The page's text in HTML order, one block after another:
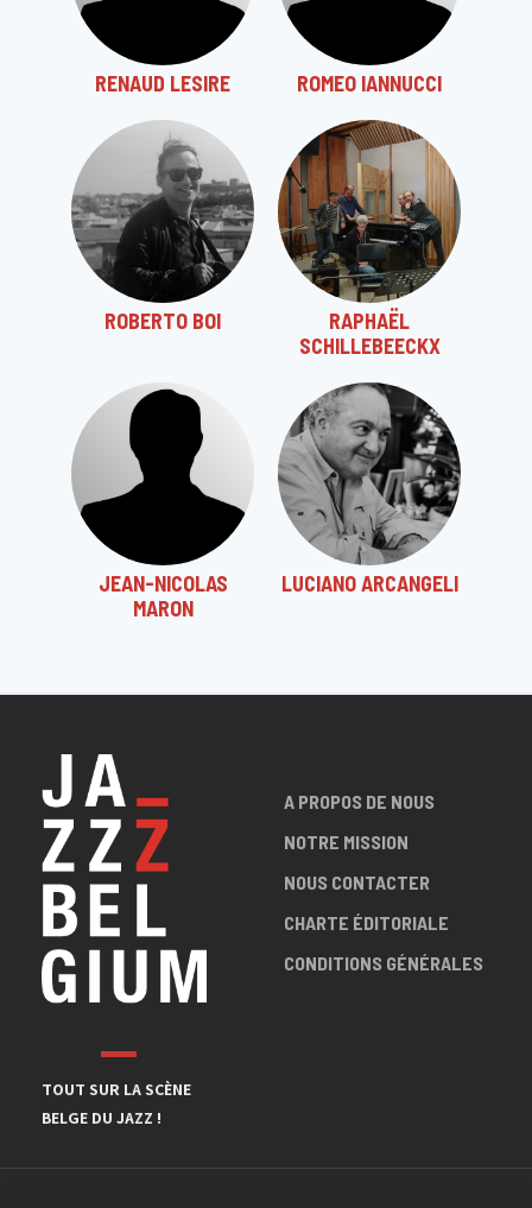
RENAUD LESIRE ROMEO IANNUCCI
ROBERTO BOI
RAPHAËL
SCHILLEBEECKX
JEAN-NICOLAS
MARON
LUCIANO ARCANGELI
TOUT SUR LA SCÈNE
BELGE DU JAZZ !
A PROPOS DE NOUS
NOTRE MISSION
NOUS CONTACTER
CHARTE ÉDITORIALE
CONDITIONS GÉNÉRALES